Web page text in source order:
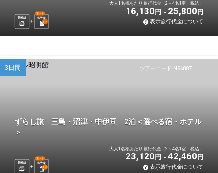
新幹線 ホテル
選べる
1 泊
大人1名様あたり 旅行代金（2～4名1室・税込）
16,130 円 25,800 円
表示旅行代金について
ツアーコード N96887
3日間
ずらし旅 三島・沼津・中伊豆 2泊＜選べる宿・ホテル
＞
新幹線 ホテル
選べる
2泊
大人1名様あたり 旅行代金（2～4名1室・税込）
23,120 円 42,460 円
表示旅行代金について